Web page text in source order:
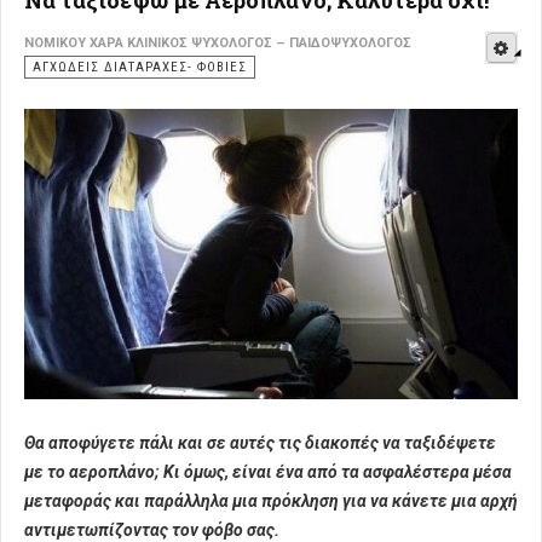
ΝΟΜΙΚΟΎ ΧΑΡΆ ΚΛΙΝΙΚΌΣ ΨΥΧΟΛΌΓΟΣ – ΠΑΙΔΟΨΥΧΟΛΌΓΟΣ
ΑΓΧΏΔΕΙΣ ΔΙΑΤΑΡΑΧΈΣ- ΦΟΒΊΕΣ
Θα αποφύγετε πάλι και σε αυτές τις διακοπές να ταξιδέψετε
με το αεροπλάνο; Κι όμως, είναι ένα από τα ασφαλέστερα μέσα
μεταφοράς και παράλληλα μια πρόκληση για να κάνετε μια αρχή
αντιμετωπίζοντας τον φόβο σας.